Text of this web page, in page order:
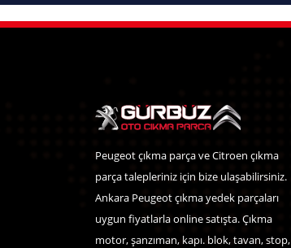
Peugeot çıkma parça ve Citroen çıkma
parça talepleriniz için bize ulaşabilirsiniz.
Ankara Peugeot çıkma yedek parçaları
uygun fiyatlarla online satışta. Çıkma
motor, şanzıman, kapı. blok, tavan, stop,